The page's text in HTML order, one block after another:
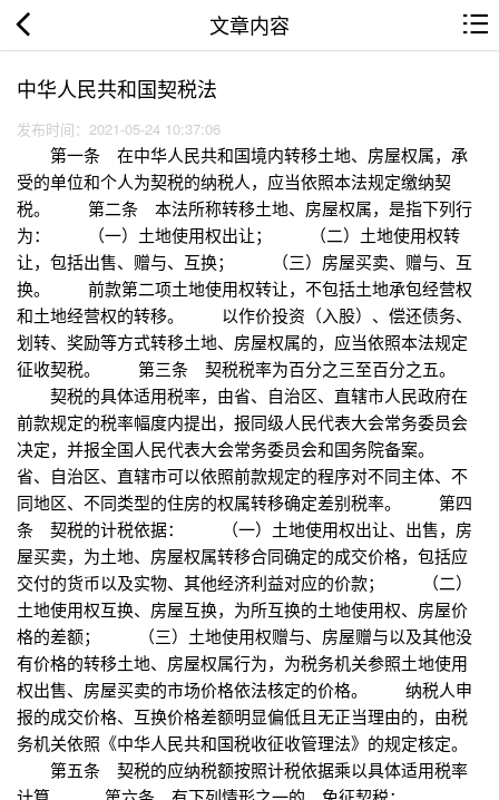
文章内容
中华人民共和国契税法
发布时间：2021-05-24 10:37:06
第一条 在中华人民共和国境内转移土地、房屋权属，承
受的单位和个人为契税的纳税人，应当依照本法规定缴纳契
税。 第二条 本法所称转移土地、房屋权属，是指下列行
为： （一）土地使用权出让； （二）土地使用权转
让，包括出售、赠与、互换； （三）房屋买卖、赠与、互
换。 前款第二项土地使用权转让，不包括土地承包经营权
和土地经营权的转移。 以作价投资（入股）、偿还债务、
划转、奖励等方式转移土地、房屋权属的，应当依照本法规定
征收契税。 第三条 契税税率为百分之三至百分之五。
契税的具体适用税率，由省、自治区、直辖市人民政府在
前款规定的税率幅度内提出，报同级人民代表大会常务委员会
决定，并报全国人民代表大会常务委员会和国务院备案。
省、自治区、直辖市可以依照前款规定的程序对不同主体、不
同地区、不同类型的住房的权属转移确定差别税率。 第四
条 契税的计税依据： （一）土地使用权出让、出售，房
屋买卖，为土地、房屋权属转移合同确定的成交价格，包括应
交付的货币以及实物、其他经济利益对应的价款； （二）
土地使用权互换、房屋互换，为所互换的土地使用权、房屋价
格的差额； （三）土地使用权赠与、房屋赠与以及其他没
有价格的转移土地、房屋权属行为，为税务机关参照土地使用
权出售、房屋买卖的市场价格依法核定的价格。 纳税人申
报的成交价格、互换价格差额明显偏低且无正当理由的，由税
务机关依照《中华人民共和国税收征收管理法》的规定核定。
第五条 契税的应纳税额按照计税依据乘以具体适用税率